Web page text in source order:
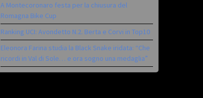
A Montecoronaro festa per la chiusura del
Romagna Bike Cup
Ranking UCI: Avondetto N.2. Berta e Corvi in Top10
Eleonora Farina studia la Black Snake iridata: “Che
ricordi in Val di Sole… e ora sogno una medaglia”